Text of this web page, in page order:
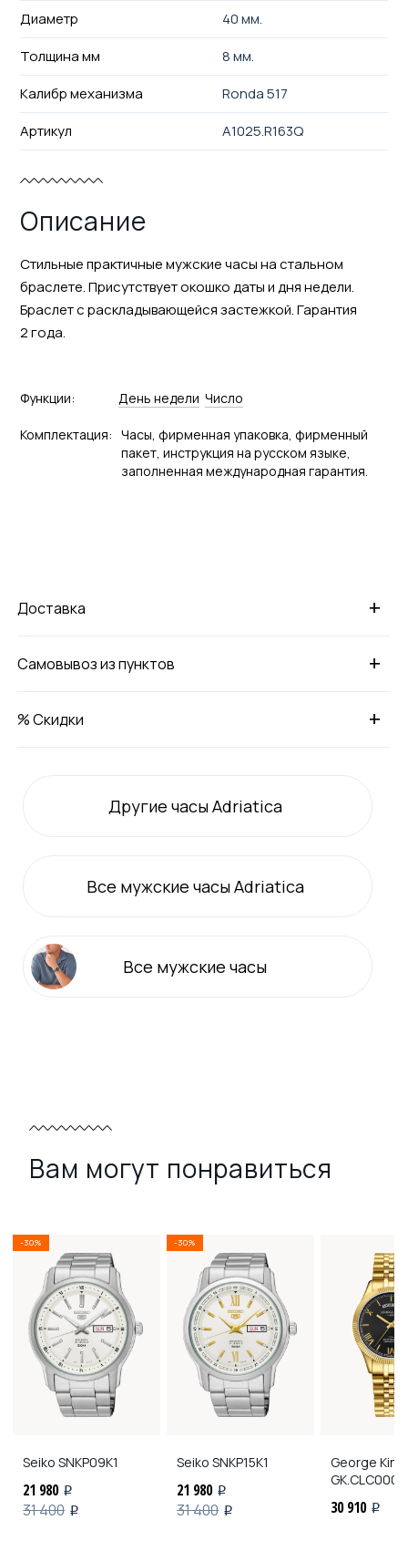
Диаметр
40 мм.
Толщина мм
8 мм.
Калибр механизма
Ronda 517
Артикул
A1025.R163Q
Описание
Стильные практичные мужские часы на стальном
браслете. Присутствует окошко даты и дня недели.
Браслет с раскладывающейся застежкой. Гарантия
2 года.
Функции: День недели Число
Комплектация: Часы, фирменная упаковка, фирменный
пакет, инструкция на русском языке,
заполненная международная гарантия.
+
Доставка
+
Самовывоз из пунктов
+
% Скидки
Другие часы Adriatica
Все мужские часы Adriatica
Все мужские часы
Вам могут понравиться
-30%
Seiko SNKP09K1
21 980 i
31 400 i
-30%
Seiko SNKP15K1
21 980 i
31 400 i
George Kini
GK.CLC0004
30 910 i